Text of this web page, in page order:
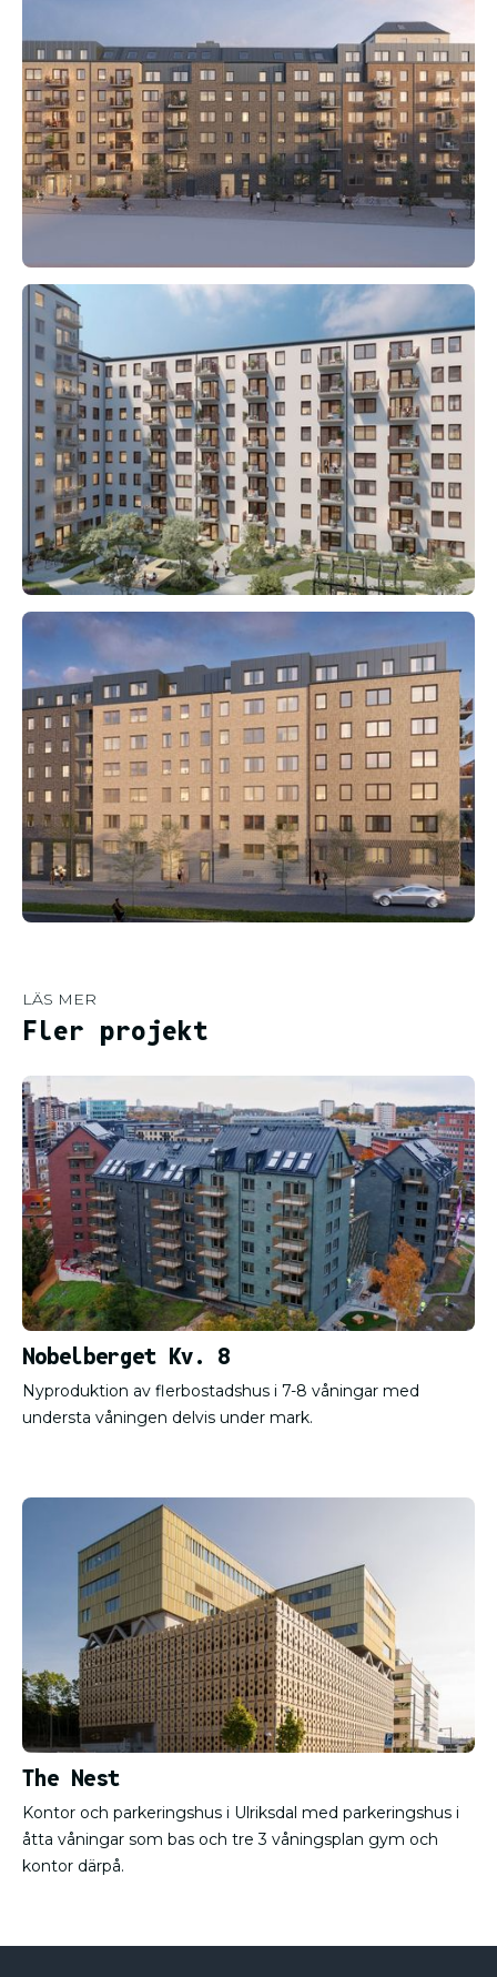
LÄS MER
Fler projekt
Nobelberget Kv. 8
Nyproduktion av flerbostadshus i 7-8 våningar med
understa våningen delvis under mark.
The Nest
Kontor och parkeringshus i Ulriksdal med parkeringshus i
åtta våningar som bas och tre 3 våningsplan gym och
kontor därpå.